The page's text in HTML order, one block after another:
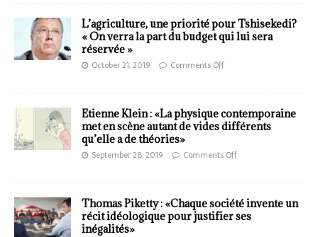
L’agriculture, une priorité pour Tshisekedi?
« On verra la part du budget qui lui sera
réservée »
October 21, 2019 Comments Off
Etienne Klein : «La physique contemporaine
met en scène autant de vides différents
qu’elle a de théories»
September 28, 2019 Comments Off
Thomas Piketty : «Chaque société invente un
récit idéologique pour justifier ses
inégalités»